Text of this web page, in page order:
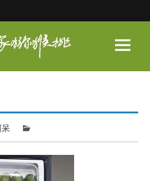
阿呆
家猕